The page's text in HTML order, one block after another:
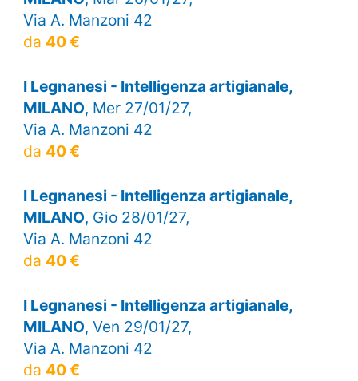
Via A. Manzoni 42
da 40 €
I Legnanesi - Intelligenza artigianale,
MILANO, Mer 27/01/27,
Via A. Manzoni 42
da 40 €
I Legnanesi - Intelligenza artigianale,
MILANO, Gio 28/01/27,
Via A. Manzoni 42
da 40 €
I Legnanesi - Intelligenza artigianale,
MILANO, Ven 29/01/27,
Via A. Manzoni 42
da 40 €